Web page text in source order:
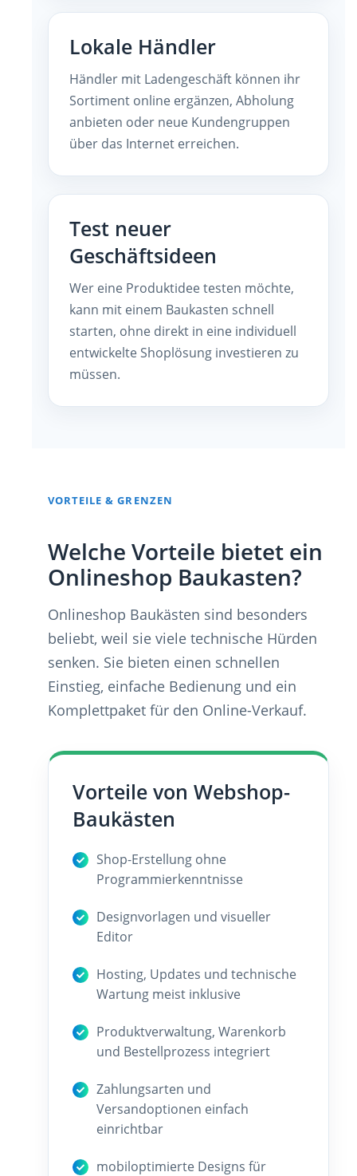
Lokale Händler
Händler mit Ladengeschäft können ihr
Sortiment online ergänzen, Abholung
anbieten oder neue Kundengruppen
über das Internet erreichen.
Test neuer
Geschäftsideen
Wer eine Produktidee testen möchte,
kann mit einem Baukasten schnell
starten, ohne direkt in eine individuell
entwickelte Shoplösung investieren zu
müssen.
VORTEILE & GRENZEN
Welche Vorteile bietet ein
Onlineshop Baukasten?
Onlineshop Baukästen sind besonders
beliebt, weil sie viele technische Hürden
senken. Sie bieten einen schnellen
Einstieg, einfache Bedienung und ein
Komplettpaket für den Online-Verkauf.
Vorteile von Webshop-
Baukästen
Shop-Erstellung ohne
Programmierkenntnisse
Designvorlagen und visueller
Editor
Hosting, Updates und technische
Wartung meist inklusive
Produktverwaltung, Warenkorb
und Bestellprozess integriert
Zahlungsarten und
Versandoptionen einfach
einrichtbar
mobiloptimierte Designs für